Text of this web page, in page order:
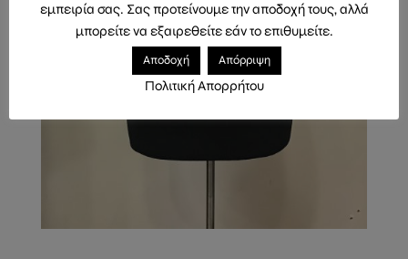
εμπειρία σας. Σας προτείνουμε την αποδοχή τους, αλλά
μπορείτε να εξαιρεθείτε εάν το επιθυμείτε.
Αποδοχή Απόρριψη
Πολιτική Απορρήτου